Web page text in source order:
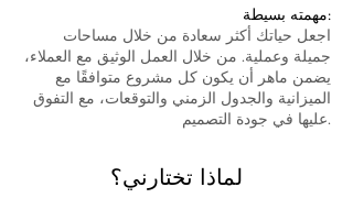
مهمته بسيطة:
اجعل حياتك أكثر سعادة من خلال مساحات
جميلة وعملية. من خلال العمل الوثيق مع العملاء،
يضمن ماهر أن يكون كل مشروع متوافقًا مع
الميزانية والجدول الزمني والتوقعات، مع التفوق
عليها في جودة التصميم.
لماذا تختارني؟